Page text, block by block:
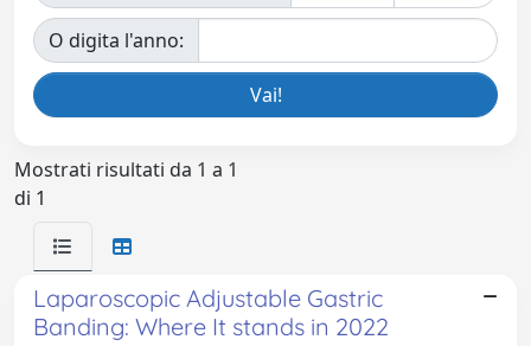
O digita l'anno:
Mostrati risultati da 1 a 1
di 1
Laparoscopic Adjustable Gastric
Banding: Where It stands in 2022